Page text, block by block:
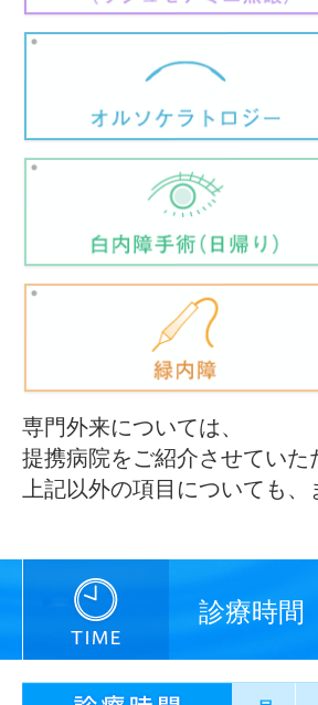
専門外来については、
提携病院をご紹介させてい
上記以外の項目についても
診療時間